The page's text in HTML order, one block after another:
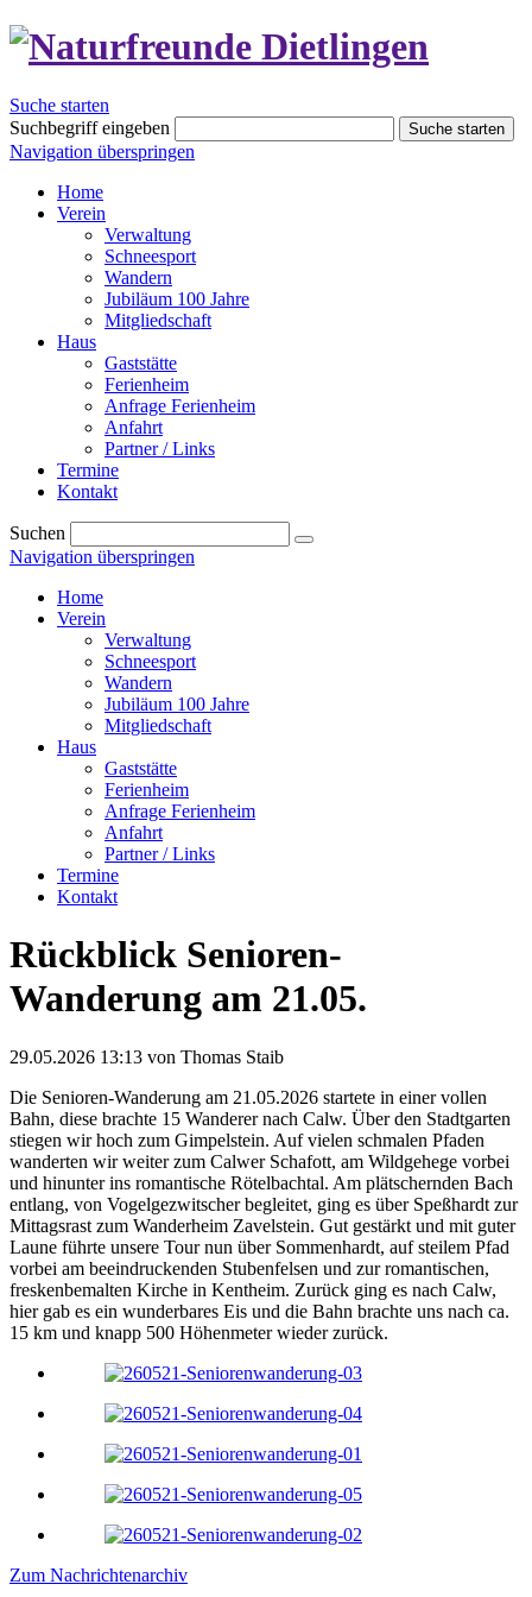
Suche starten
Suchbegriff eingeben
Suche starten
Navigation überspringen
Home
Verein
Verwaltung
Schneesport
Wandern
Jubiläum 100 Jahre
Mitgliedschaft
Haus
Gaststätte
Ferienheim
Anfrage Ferienheim
Anfahrt
Partner / Links
Termine
Kontakt
Suchen
Navigation überspringen
Home
Verein
Verwaltung
Schneesport
Wandern
Jubiläum 100 Jahre
Mitgliedschaft
Haus
Gaststätte
Ferienheim
Anfrage Ferienheim
Anfahrt
Partner / Links
Termine
Kontakt
Rückblick Senioren-
Wanderung am 21.05.
29.05.2026 13:13 von Thomas Staib
Die Senioren-Wanderung am 21.05.2026 startete in einer vollen
Bahn, diese brachte 15 Wanderer nach Calw. Über den Stadtgarten
stiegen wir hoch zum Gimpelstein. Auf vielen schmalen Pfaden
wanderten wir weiter zum Calwer Schafott, am Wildgehege vorbei
und hinunter ins romantische Rötelbachtal. Am plätschernden Bach
entlang, von Vogelgezwitscher begleitet, ging es über Speßhardt zur
Mittagsrast zum Wanderheim Zavelstein. Gut gestärkt und mit guter
Laune führte unsere Tour nun über Sommenhardt, auf steilem Pfad
vorbei am beeindruckenden Stubenfelsen und zur romantischen,
freskenbemalten Kirche in Kentheim. Zurück ging es nach Calw,
hier gab es ein wunderbares Eis und die Bahn brachte uns nach ca.
15 km und knapp 500 Höhenmeter wieder zurück.
Zum Nachrichtenarchiv